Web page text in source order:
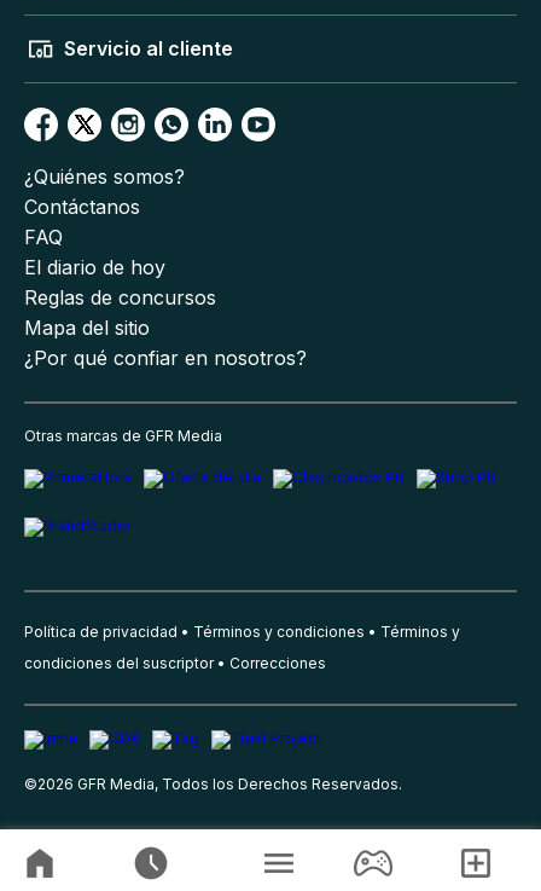
Servicio al cliente
¿Quiénes somos?
Contáctanos
FAQ
El diario de hoy
Reglas de concursos
Mapa del sitio
¿Por qué confiar en nosotros?
Otras marcas de GFR Media
Política de privacidad Términos y condiciones
Términos y
condiciones del suscriptor
Correcciones
©2026 GFR Media, Todos los Derechos Reservados.